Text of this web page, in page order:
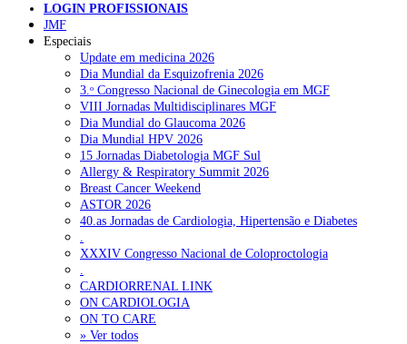
NOTÍCIAS RECENTES
SCORA X-Change Portugal promove formação internacional
em saúde sexual e reprodutiva 6 de Agosto, 2026
ANEM reúne com coordenador do Pacto Estratégico para a
6 de Agosto, 2026
Sindicato diz que nova carreira de médicos dentistas reforça
estabilidade no SNS 6 de Agosto, 2026
Mais de 400 utentes beneficiaram de comparticipação reforçada
para tratamentos de infertilidade na Madeira 6 de Agosto, 2026
Sindicato acusa ULS São João de negar direitos de parentalidade
aos médicos
NOTÍCIAS MAIS LIDAS
LOGIN PROFISSIONAIS
JMF
Especiais
Update em medicina 2026
Dia Mundial da Esquizofrenia 2026
3.ᵒ Congresso Nacional de Ginecologia em MGF
VIII Jornadas Multidisciplinares MGF
Dia Mundial do Glaucoma 2026
Dia Mundial HPV 2026
15 Jornadas Diabetologia MGF Sul
Allergy & Respiratory Summit 2026
Breast Cancer Weekend
ASTOR 2026
40.as Jornadas de Cardiologia, Hipertensão e Diabetes
.
XXXIV Congresso Nacional de Coloproctologia
.
CARDIORRENAL LINK
ON CARDIOLOGIA
ON TO CARE
» Ver todos